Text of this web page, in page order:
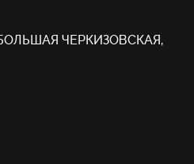
ЧЕРКИЗОВСКАЯ,